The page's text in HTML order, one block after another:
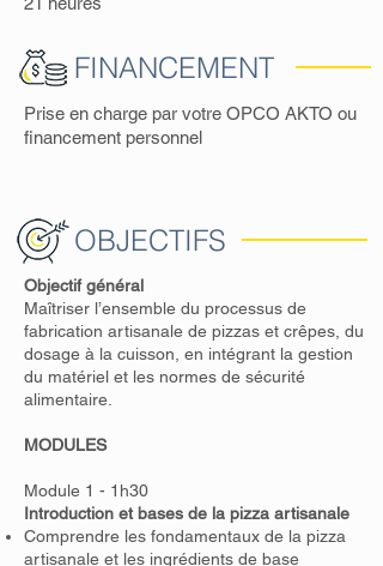
FINANCEMENT
Prise en charge par votre OPCO AKTO ou
financement personnel
OBJECTIFS
Objectif général
Maîtriser l’ensemble du processus de
fabrication artisanale de pizzas et crêpes, du
dosage à la cuisson, en intégrant la gestion
du matériel et les normes de sécurité
alimentaire.
MODULES
Module 1 - 1h30
Introduction et bases de la pizza artisanale
Comprendre les fondamentaux de la pizza
artisanale et les ingrédients de base